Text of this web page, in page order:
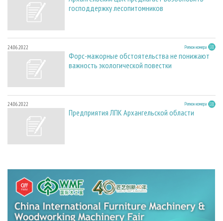
господдержку лесопитомников
24.06.2022 Регион номера
Форс-мажорные обстоятельства не понижают
важность экологической повестки
24.06.2022 Регион номера
Предприятия ЛПК Архангельской области